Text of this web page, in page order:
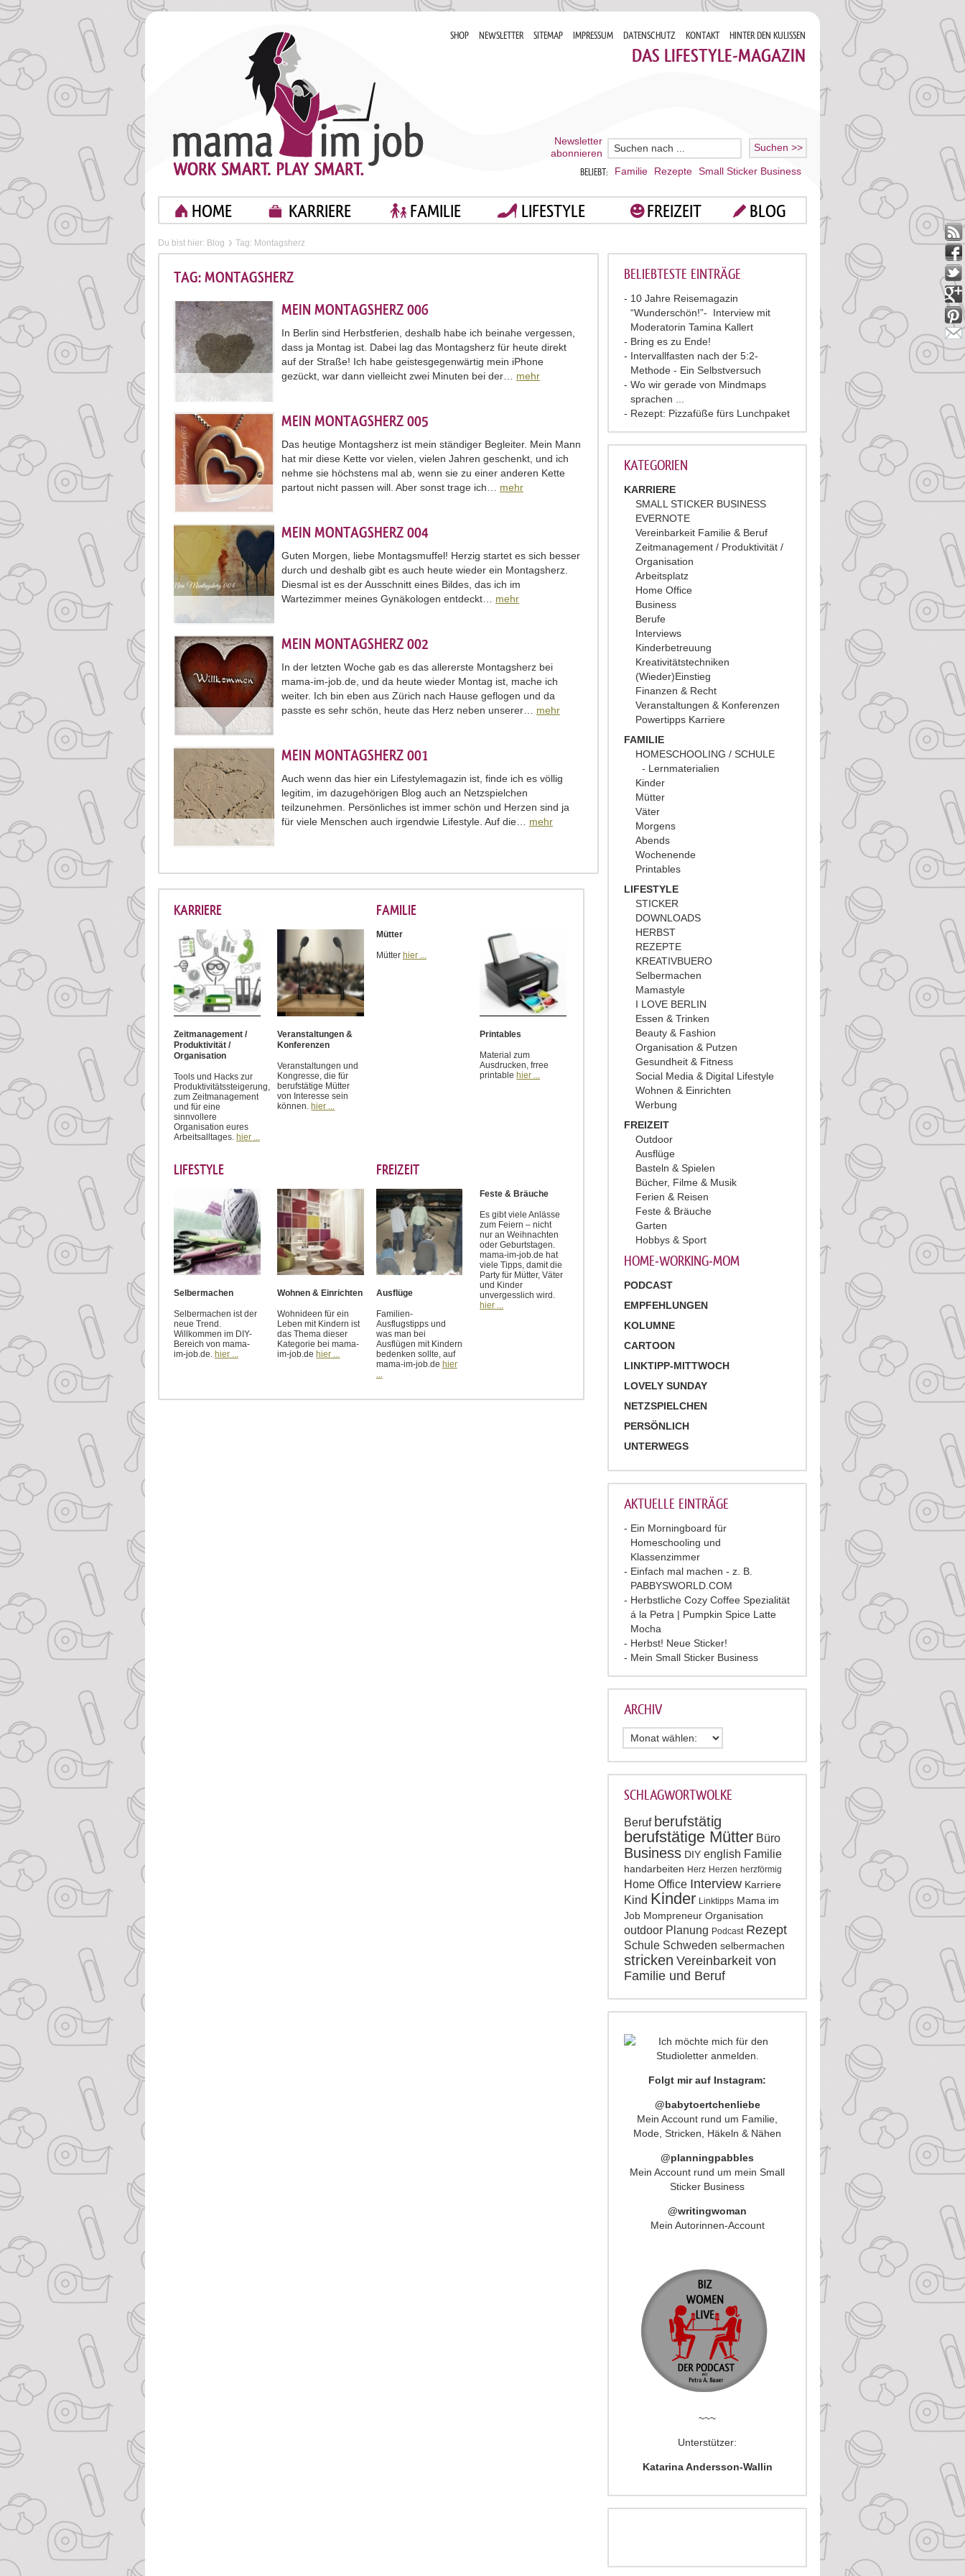
SHOP NEWSLETTER SITEMAP IMPRESSUM DATENSCHUTZ KONTAKT HINTER DEN KULISSEN
DAS LIFESTYLE-MAGAZIN
Newsletter
abonnieren
BELIEBT: Familie Rezepte Small Sticker Business
HOME KARRIERE FAMILIE LIFESTYLE FREIZEIT BLOG
Du bist hier: Blog Tag: Montagsherz
BELIEBTESTE EINTRÄGE
10 Jahre Reisemagazin
“Wunderschön!”- Interview mit
Moderatorin Tamina Kallert
Bring es zu Ende!
Intervallfasten nach der 5:2-
Methode - Ein Selbstversuch
Wo wir gerade von Mindmaps
sprachen ...
Rezept: Pizzafüße fürs Lunchpaket
KATEGORIEN
KARRIERE
SMALL STICKER BUSINESS
EVERNOTE
Vereinbarkeit Familie & Beruf
Zeitmanagement / Produktivität /
Organisation
Arbeitsplatz
Home Office
Business
Berufe
Interviews
Kinderbetreuung
Kreativitätstechniken
(Wieder)Einstieg
Finanzen & Recht
Veranstaltungen & Konferenzen
Powertipps Karriere
FAMILIE
HOMESCHOOLING / SCHULE
Lernmaterialien
Kinder
Mütter
Väter
Morgens
Abends
Wochenende
Printables
LIFESTYLE
STICKER
DOWNLOADS
HERBST
REZEPTE
KREATIVBUERO
Selbermachen
Mamastyle
I LOVE BERLIN
Essen & Trinken
Beauty & Fashion
Organisation & Putzen
Gesundheit & Fitness
Social Media & Digital Lifestyle
Wohnen & Einrichten
Werbung
FREIZEIT
Outdoor
Ausflüge
Basteln & Spielen
Bücher, Filme & Musik
Ferien & Reisen
Feste & Bräuche
Garten
Hobbys & Sport
HOME-WORKING-MOM
PODCAST
EMPFEHLUNGEN
KOLUMNE
CARTOON
LINKTIPP-MITTWOCH
LOVELY SUNDAY
NETZSPIELCHEN
PERSÖNLICH
UNTERWEGS
AKTUELLE EINTRÄGE
Ein Morningboard für
Homeschooling und
Klassenzimmer
Einfach mal machen - z. B.
PABBYSWORLD.COM
Herbstliche Cozy Coffee Spezialität
á la Petra | Pumpkin Spice Latte
Mocha
Herbst! Neue Sticker!
Mein Small Sticker Business
ARCHIV
SCHLAGWORTWOLKE
Beruf berufstätig
berufstätige Mütter Büro
Business DIY english Familie
handarbeiten Herz Herzen herzförmig
Home Office Interview Karriere
Kind Kinder Linktipps Mama im
Job Mompreneur Organisation
outdoor Planung Podcast Rezept
Schule Schweden selbermachen
stricken Vereinbarkeit von
Familie und Beruf
Folgt mir auf Instagram:
@babytoertchenliebe
Mein Account rund um Familie,
Mode, Stricken, Häkeln & Nähen
@planningpabbles
Mein Account rund um mein Small
Sticker Business
@writingwoman
Mein Autorinnen-Account
~~~
Unterstützer:
Katarina Andersson-Wallin
TAG: MONTAGSHERZ
MEIN MONTAGSHERZ 006
In Berlin sind Herbstferien, deshalb habe ich beinahe vergessen,
dass ja Montag ist. Dabei lag das Montagsherz für heute direkt
auf der Straße! Ich habe geistesgegenwärtig mein iPhone
gezückt, war dann vielleicht zwei Minuten bei der… mehr
MEIN MONTAGSHERZ 005
Das heutige Montagsherz ist mein ständiger Begleiter. Mein Mann
hat mir diese Kette vor vielen, vielen Jahren geschenkt, und ich
nehme sie höchstens mal ab, wenn sie zu einer anderen Kette
partout nicht passen will. Aber sonst trage ich… mehr
MEIN MONTAGSHERZ 004
Guten Morgen, liebe Montagsmuffel! Herzig startet es sich besser
durch und deshalb gibt es auch heute wieder ein Montagsherz.
Diesmal ist es der Ausschnitt eines Bildes, das ich im
Wartezimmer meines Gynäkologen entdeckt… mehr
MEIN MONTAGSHERZ 002
In der letzten Woche gab es das allererste Montagsherz bei
mama-im-job.de, und da heute wieder Montag ist, mache ich
weiter. Ich bin eben aus Zürich nach Hause geflogen und da
passte es sehr schön, heute das Herz neben unserer… mehr
MEIN MONTAGSHERZ 001
Auch wenn das hier ein Lifestylemagazin ist, finde ich es völlig
legitim, im dazugehörigen Blog auch an Netzspielchen
teilzunehmen. Persönliches ist immer schön und Herzen sind ja
für viele Menschen auch irgendwie Lifestyle. Auf die… mehr
KARRIERE
Zeitmanagement /
Produktivität /
Organisation
Tools und Hacks zur
Produktivitätssteigerung,
zum Zeitmanagement
und für eine
sinnvollere
Organisation eures
Arbeitsalltages. hier ...
Veranstaltungen &
Konferenzen
Veranstaltungen und
Kongresse, die für
berufstätige Mütter
von Interesse sein
können.hier ...
FAMILIE
Mütter
Mütter hier ...
Printables
Material zum
Ausdrucken, frree
printablehier ...
LIFESTYLE
Selbermachen
Selbermachen ist der
neue Trend.
Willkommen im DIY-
Bereich von mama-
im-job.de. hier ...
Wohnen & Einrichten
Wohnideen für ein
Leben mit Kindern ist
das Thema dieser
Kategorie bei mama-
im-job.de hier ...
FREIZEIT
Ausflüge
Familien-
Ausflugstipps und
was man bei
Ausflügen mit Kindern
bedenken sollte, auf
mama-im-job.de hier
...
Feste & Bräuche
Es gibt viele Anlässe
zum Feiern – nicht
nur an Weihnachten
oder Geburtstagen.
mama-im-job.de hat
viele Tipps, damit die
Party für Mütter, Väter
und Kinder
unvergesslich wird.
hier ...